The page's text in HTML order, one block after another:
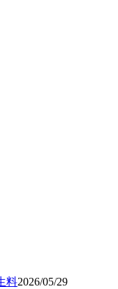
料2026/05/29